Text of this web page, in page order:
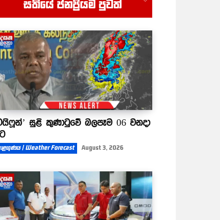
ගෙව්වේ පොටෝකොපිවලට
07:32
සතියේ ජනප්‍රියම පුවත්
සුළි කුණාටුවේ බලපෑම 06 වනදා
| Weather Forecast August 3, 2026